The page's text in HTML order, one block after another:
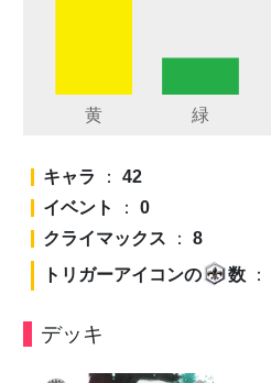
キャラ ： 42
イベント
： 0
クライマックス ： 8
トリガーアイコンの
数 ：
デッキ